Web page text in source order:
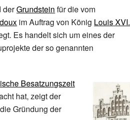
derGrundstein für die vom
im Auftrag von König LouisXVI.
Es handelt sich um eines der
der so genannten
Besatzungszeit
hat, zeigt der
Gründung der